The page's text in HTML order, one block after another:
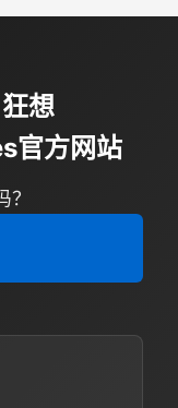
想
官方网站